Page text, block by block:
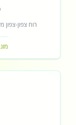
רוחצפון-צפון